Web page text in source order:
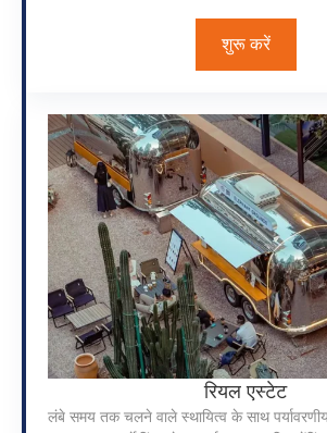
शुरू करें
रियल एस्टेट
लंबे समय तक चलने वाले स्थायित्व के साथ